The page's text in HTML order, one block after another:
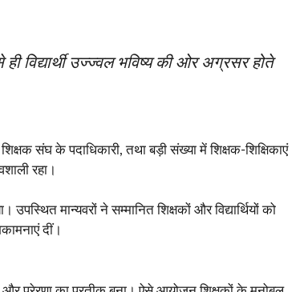
विद्यार्थी उज्ज्वल भविष्य की ओर अग्रसर होते
संघ के पदाधिकारी, तथा बड़ी संख्या में शिक्षक-शिक्षिकाएं
रहा।
मान्यवरों ने सम्मानित शिक्षकों और विद्यार्थियों को
दीं।